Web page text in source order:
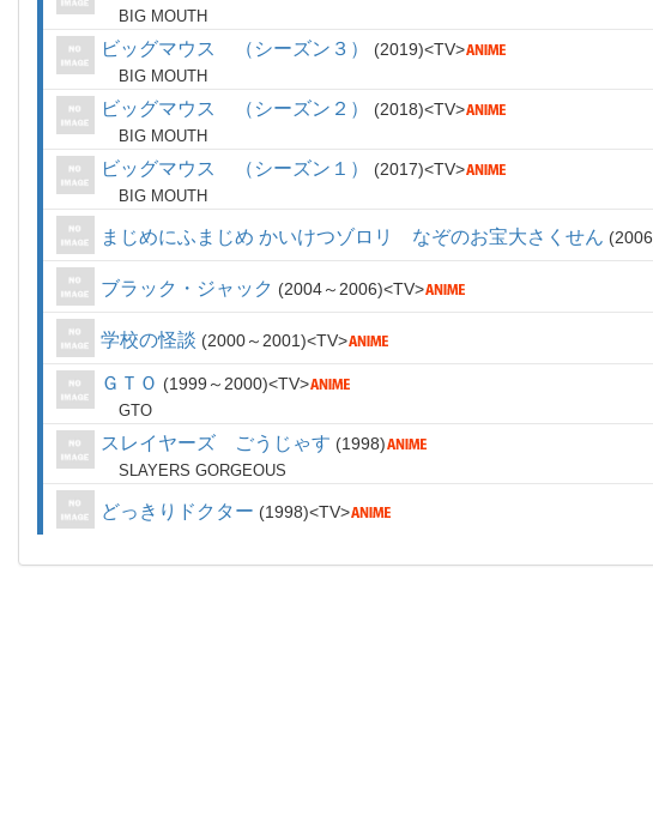
BIG MOUTH
ビッグマウス （シーズン３） 2019 TV
BIG MOUTH
ビッグマウス （シーズン２） 2018 TV
BIG MOUTH
ビッグマウス （シーズン１） 2017 TV
BIG MOUTH
まじめにふまじめ かいけつゾロリ なぞのお宝大さくせん 2006
ブラック・ジャック 2004～2006 TV
学校の怪談 2000～2001 TV
ＧＴＯ 1999～2000 TV
GTO
スレイヤーズ ごうじゃす 1998
SLAYERS GORGEOUS
どっきりドクター 1998 TV